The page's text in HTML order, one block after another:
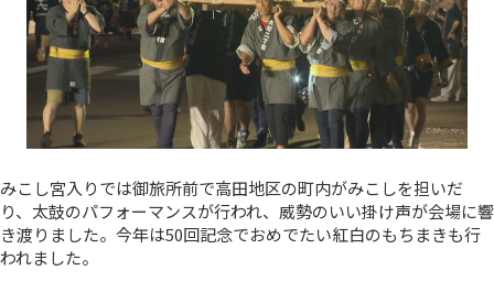
みこし宮入りでは御旅所前で高田地区の町内がみこしを担いだ
り、太鼓のパフォーマンスが行われ、威勢のいい掛け声が会場に響
き渡りました。今年は50回記念でおめでたい紅白のもちまきも行
われました。